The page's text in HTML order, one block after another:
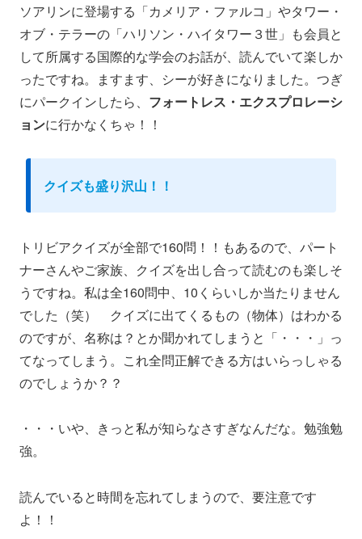
ソアリンに登場する「カメリア・ファルコ」やタワー・
オブ・テラーの「ハリソン・ハイタワー３世」も会員と
して所属する国際的な学会のお話が、読んでいて楽しか
ったですね。ますます、シーが好きになりました。つぎ
にパークインしたら、 フォートレス・エクスプロレーシ
ョンに行かなくちゃ！！
クイズも盛り沢山！！
トリビアクイズが全部で160問！！もあるので、パート
ナーさんやご家族、クイズを出し合って読むのも楽しそ
うですね。私は全160問中、10くらいしか当たりません
でした（笑） クイズに出てくるもの（物体）はわかる
のですが、名称は？とか聞かれてしまうと「・・・」っ
てなってしまう。これ全問正解できる方はいらっしゃる
のでしょうか？？
・・・いや、きっと私が知らなさすぎなんだな。勉強勉
強。
読んでいると時間を忘れてしまうので、要注意です
よ！！